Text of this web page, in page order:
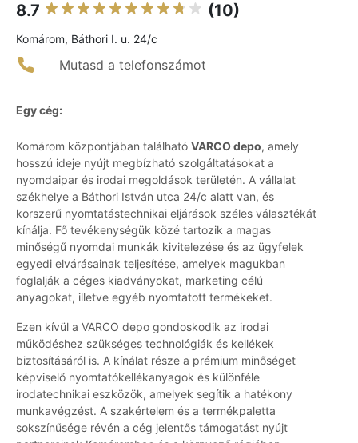
8.7 (10)
Komárom, Báthori I. u. 24/c
Mutasd a telefonszámot
Egy cég:
Komárom központjában található VARCO depo, amely
hosszú ideje nyújt megbízható szolgáltatásokat a
nyomdaipar és irodai megoldások területén. A vállalat
székhelye a Báthori István utca 24/c alatt van, és
korszerű nyomtatástechnikai eljárások széles választékát
kínálja. Fő tevékenységük közé tartozik a magas
minőségű nyomdai munkák kivitelezése és az ügyfelek
egyedi elvárásainak teljesítése, amelyek magukban
foglalják a céges kiadványokat, marketing célú
anyagokat, illetve egyéb nyomtatott termékeket.
Ezen kívül a VARCO depo gondoskodik az irodai
működéshez szükséges technológiák és kellékek
biztosításáról is. A kínálat része a prémium minőséget
képviselő nyomtatókellékanyagok és különféle
irodatechnikai eszközök, amelyek segítik a hatékony
munkavégzést. A szakértelem és a termékpaletta
sokszínűsége révén a cég jelentős támogatást nyújt